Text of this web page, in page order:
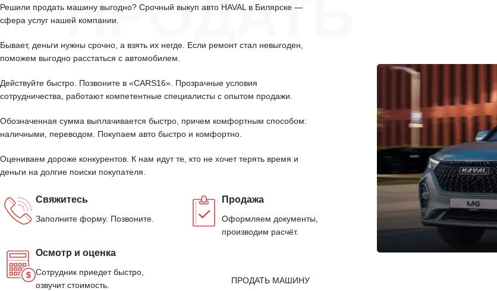
ПРОДАТЬ
Решили продать машину выгодно? Срочный выкуп авто HAVAL в Билярске —
сфера услуг нашей компании.
Бывает, деньги нужны срочно, а взять их негде. Если ремонт стал невыгоден,
поможем выгодно расстаться с автомобилем.
Действуйте быстро. Позвоните в «CARS16». Прозрачные условия
сотрудничества, работают компетентные специалисты с опытом продажи.
Обозначенная сумма выплачивается быстро, причем комфортным способом:
наличными, переводом. Покупаем авто быстро и комфортно.
Оцениваем дороже конкурентов. К нам идут те, кто не хочет терять время и
деньги на долгие поиски покупателя.
Свяжитесь
Заполните форму. Позвоните.
Осмотр и оценка
Сотрудник приедет быстро,
озвучит стоимость.
Продажа
Оформляем документы,
производим расчёт.
ПРОДАТЬ МАШИНУ